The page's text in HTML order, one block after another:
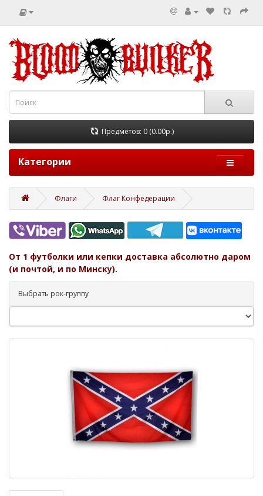
Предметов: 0 (0.00р.)
Категории
Флаги Флаг Конфедерации
От 1 футболки или кепки доставка абсолютно даром
(и почтой, и по Минску).
Выбрать рок-группу